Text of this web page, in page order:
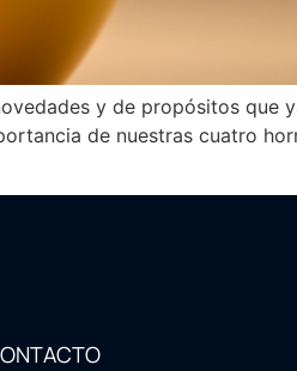
y de propósitos que
de nuestras cuatro